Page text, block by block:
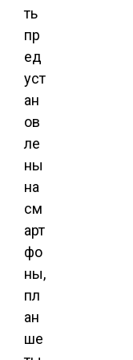
ть
пр
ед
уст
ан
ов
ле
ны
на
см
арт
фо
ны,
пл
ан
ше